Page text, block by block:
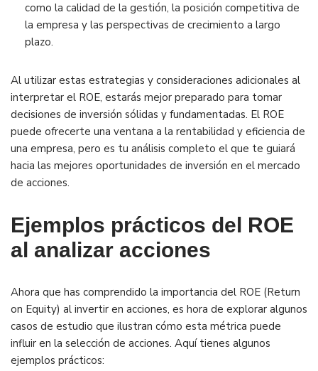
como la calidad de la gestión, la posición competitiva de
la empresa y las perspectivas de crecimiento a largo
plazo.
Al utilizar estas estrategias y consideraciones adicionales al
interpretar el ROE, estarás mejor preparado para tomar
decisiones de inversión sólidas y fundamentadas. El ROE
puede ofrecerte una ventana a la rentabilidad y eficiencia de
una empresa, pero es tu análisis completo el que te guiará
hacia las mejores oportunidades de inversión en el mercado
de acciones.
Ejemplos prácticos del ROE
al analizar acciones
Ahora que has comprendido la importancia del ROE (Return
on Equity) al invertir en acciones, es hora de explorar algunos
casos de estudio que ilustran cómo esta métrica puede
influir en la selección de acciones. Aquí tienes algunos
ejemplos prácticos: